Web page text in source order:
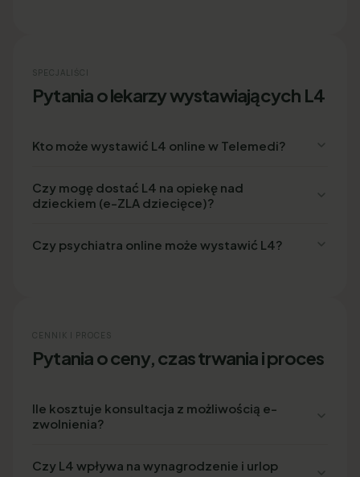
SPECJALIŚCI
Pytania o lekarzy wystawiających L4
Kto może wystawić L4 online w Telemedi?
Czy mogę dostać L4 na opiekę nad
dzieckiem (e-ZLA dziecięce)?
Czy psychiatra online może wystawić L4?
CENNIK I PROCES
Pytania o ceny, czas trwania i proces
Ile kosztuje konsultacja z możliwością e-
zwolnienia?
Czy L4 wpływa na wynagrodzenie i urlop